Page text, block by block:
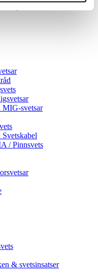
MIG-svetsar
/ Pinnsvets
& svetsinsatser